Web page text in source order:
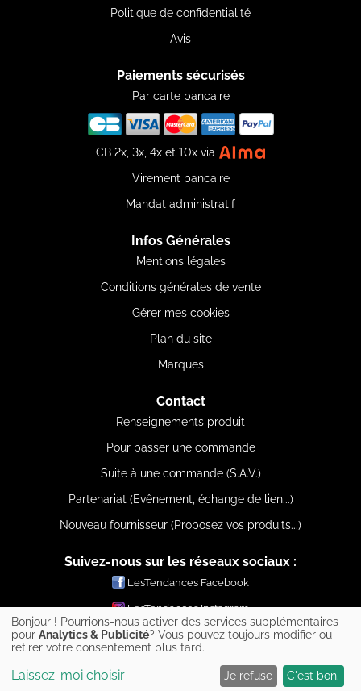
Politique de confidentialité
Avis
Paiements sécurisés
Par carte bancaire
CB 2x, 3x, 4x et 10x via
Virement bancaire
Mandat administratif
Infos Générales
Mentions légales
Conditions générales de vente
Gérer mes cookies
Plan du site
Marques
Contact
Renseignements produit
Pour passer une commande
Suite à une commande (S.A.V.)
Partenariat (Evênement, échange de lien...)
Nouveau fournisseur (Proposez vos produits...)
Suivez-nous sur les réseaux sociaux :
LesTendances Facebook
LesTendances Instagram
LesTendances Pinterest
LesTendances Youtube
Bonjour ! Pourrions-nous activer des services supplémentaires
pour Analytics & Publicité? Vous pouvez toujours modifier ou
retirer votre consentement plus tard.
Laissez-moi choisir Je refuse C'est bon.